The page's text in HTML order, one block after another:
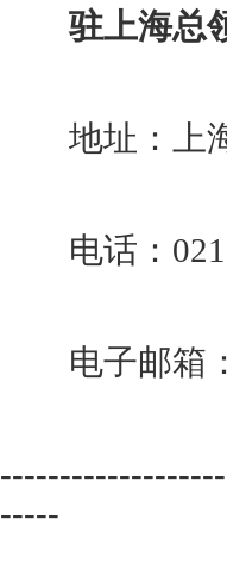
驻上海总
地址：上海
电话：021-
电子邮箱：
-----